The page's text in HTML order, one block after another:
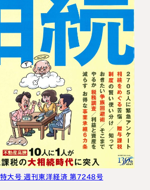
丁目28
大宮事務所
〒330-0854
埼玉県さいたま市大宮区桜木町一丁目
195番地1
大宮ソラミチKOZ4階
Access
大号 週刊東洋経済 第7248号